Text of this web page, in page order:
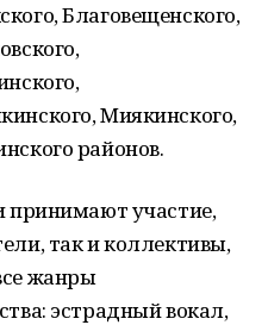
Благовещенского,
Миякинского,
районов.
принимают участие,
так и коллективы,
жанры
эстрадный вокал,